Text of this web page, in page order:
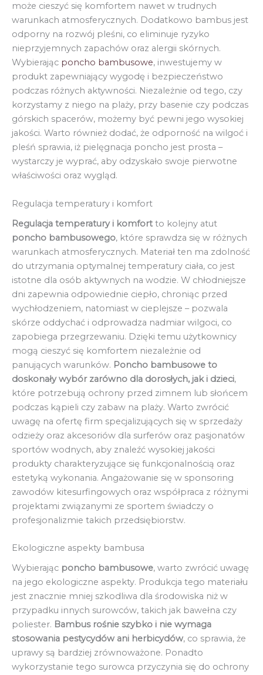
może cieszyć się komfortem nawet w trudnych
warunkach atmosferycznych. Dodatkowo bambus jest
odporny na rozwój pleśni, co eliminuje ryzyko
nieprzyjemnych zapachów oraz alergii skórnych.
Wybierając poncho bambusowe, inwestujemy w
produkt zapewniający wygodę i bezpieczeństwo
podczas różnych aktywności. Niezależnie od tego, czy
korzystamy z niego na plaży, przy basenie czy podczas
górskich spacerów, możemy być pewni jego wysokiej
jakości. Warto również dodać, że odporność na wilgoć i
pleśń sprawia, iż pielęgnacja poncho jest prosta –
wystarczy je wyprać, aby odzyskało swoje pierwotne
właściwości oraz wygląd.
Regulacja temperatury i komfort
Regulacja temperatury i komfort to kolejny atut
poncho bambusowego, które sprawdza się w różnych
warunkach atmosferycznych. Materiał ten ma zdolność
do utrzymania optymalnej temperatury ciała, co jest
istotne dla osób aktywnych na wodzie. W chłodniejsze
dni zapewnia odpowiednie ciepło, chroniąc przed
wychłodzeniem, natomiast w cieplejsze – pozwala
skórze oddychać i odprowadza nadmiar wilgoci, co
zapobiega przegrzewaniu. Dzięki temu użytkownicy
mogą cieszyć się komfortem niezależnie od
panujących warunków. Poncho bambusowe to
doskonały wybór zarówno dla dorosłych, jak i dzieci,
które potrzebują ochrony przed zimnem lub słońcem
podczas kąpieli czy zabaw na plaży. Warto zwrócić
uwagę na ofertę firm specjalizujących się w sprzedaży
odzieży oraz akcesoriów dla surferów oraz pasjonatów
sportów wodnych, aby znaleźć wysokiej jakości
produkty charakteryzujące się funkcjonalnością oraz
estetyką wykonania. Angażowanie się w sponsoring
zawodów kitesurfingowych oraz współpraca z różnymi
projektami związanymi ze sportem świadczy o
profesjonalizmie takich przedsiębiorstw.
Ekologiczne aspekty bambusa
Wybierając poncho bambusowe, warto zwrócić uwagę
na jego ekologiczne aspekty. Produkcja tego materiału
jest znacznie mniej szkodliwa dla środowiska niż w
przypadku innych surowców, takich jak bawełna czy
poliester. Bambus rośnie szybko i nie wymaga
stosowania pestycydów ani herbicydów, co sprawia, że
uprawy są bardziej zrównoważone. Ponadto
wykorzystanie tego surowca przyczynia się do ochrony